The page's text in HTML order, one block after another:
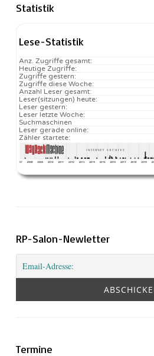
Statistik
Lese-Statistik
Anz. Zugriffe gesamt:
Heutige Zugriffe:
Zugriffe gestern:
Zugriffe diese Woche:
Anzahl Leser gesamt:
Leser(sitzungen) heute:
Leser gestern:
Leser letzte Woche:
Suchmaschinen
Leser gerade online:
Zähler startete:
RP-Salon-Newletter
Termine